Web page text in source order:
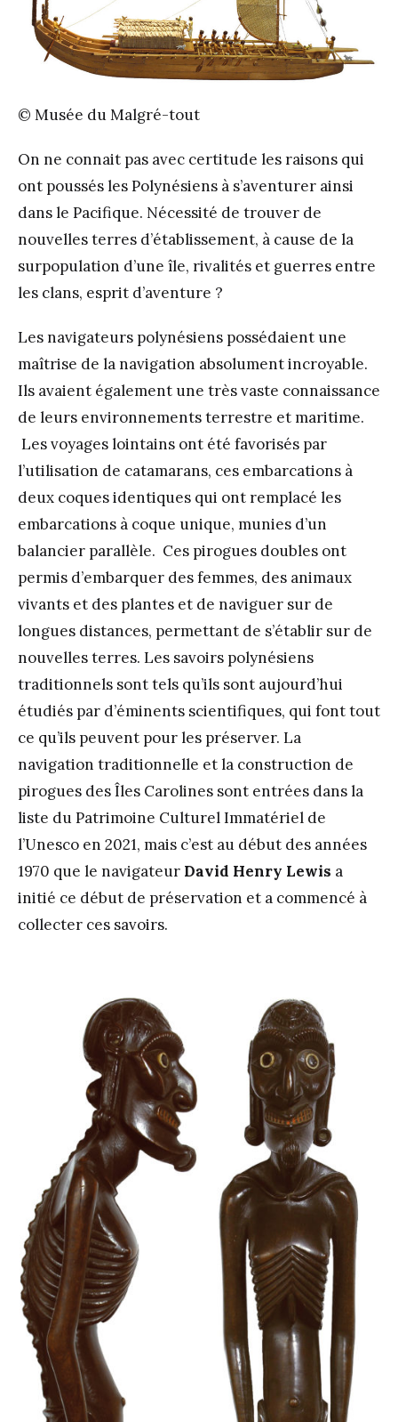
© Musée du Malgré-tout
On ne connait pas avec certitude les raisons qui
ont poussés les Polynésiens à s’aventurer ainsi
dans le Pacifique. Nécessité de trouver de
nouvelles terres d’établissement, à cause de la
surpopulation d’une île, rivalités et guerres entre
les clans, esprit d’aventure ?
Les navigateurs polynésiens possédaient une
maîtrise de la navigation absolument incroyable.
Ils avaient également une très vaste connaissance
de leurs environnements terrestre et maritime.
Les voyages lointains ont été favorisés par
l’utilisation de catamarans, ces embarcations à
deux coques identiques qui ont remplacé les
embarcations à coque unique, munies d’un
balancier parallèle. Ces pirogues doubles ont
permis d’embarquer des femmes, des animaux
vivants et des plantes et de naviguer sur de
longues distances, permettant de s’établir sur de
nouvelles terres. Les savoirs polynésiens
traditionnels sont tels qu’ils sont aujourd’hui
étudiés par d’éminents scientifiques, qui font tout
ce qu’ils peuvent pour les préserver. La
navigation traditionnelle et la construction de
pirogues des Îles Carolines sont entrées dans la
liste du Patrimoine Culturel Immatériel de
l’Unesco en 2021, mais c’est au début des années
1970 que le navigateur David Henry Lewis a
initié ce début de préservation et a commencé à
collecter ces savoirs.